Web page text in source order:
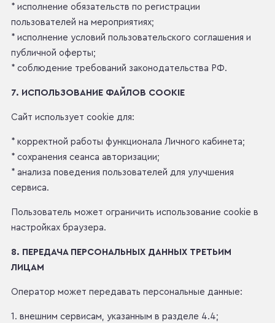
* исполнение обязательств по регистрации
пользователей на мероприятиях;
* исполнение условий пользовательского соглашения и
публичной оферты;
* соблюдение требований законодательства РФ.
7. ИСПОЛЬЗОВАНИЕ ФАЙЛОВ COOKIE
Сайт использует cookie для:
* корректной работы функционала Личного кабинета;
* сохранения сеанса авторизации;
* анализа поведения пользователей для улучшения
сервиса.
Пользователь может ограничить использование cookie в
настройках браузера.
8. ПЕРЕДАЧА ПЕРСОНАЛЬНЫХ ДАННЫХ ТРЕТЬИМ
ЛИЦАМ
Оператор может передавать персональные данные:
1. внешним сервисам, указанным в разделе 4.4;